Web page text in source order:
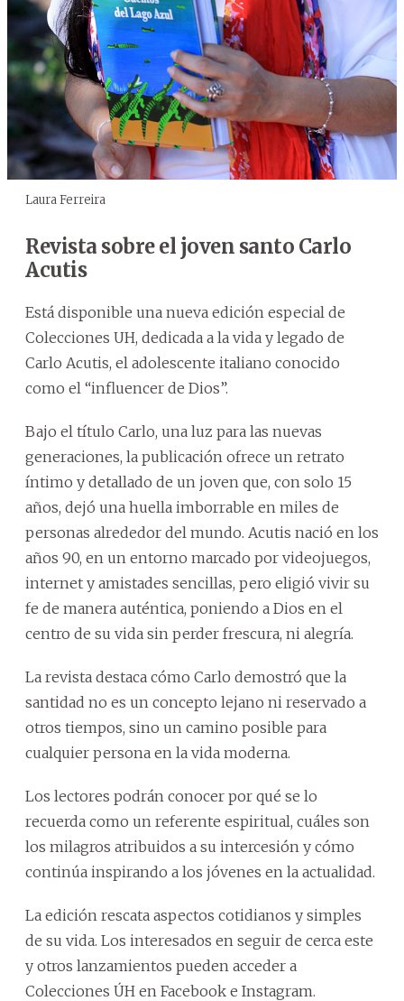
Laura Ferreira
Revista sobre el joven santo Carlo
Acutis
Está disponible una nueva edición especial de
Colecciones UH, dedicada a la vida y legado de
Carlo Acutis, el adolescente italiano conocido
como el “influencer de Dios”.
Bajo el título Carlo, una luz para las nuevas
generaciones, la publicación ofrece un retrato
íntimo y detallado de un joven que, con solo 15
años, dejó una huella imborrable en miles de
personas alrededor del mundo. Acutis nació en los
años 90, en un entorno marcado por videojuegos,
internet y amistades sencillas, pero eligió vivir su
fe de manera auténtica, poniendo a Dios en el
centro de su vida sin perder frescura, ni alegría.
La revista destaca cómo Carlo demostró que la
santidad no es un concepto lejano ni reservado a
otros tiempos, sino un camino posible para
cualquier persona en la vida moderna.
Los lectores podrán conocer por qué se lo
recuerda como un referente espiritual, cuáles son
los milagros atribuidos a su intercesión y cómo
continúa inspirando a los jóvenes en la actualidad.
La edición rescata aspectos cotidianos y simples
de su vida. Los interesados en seguir de cerca este
y otros lanzamientos pueden acceder a
Colecciones ÚH en Facebook e Instagram.